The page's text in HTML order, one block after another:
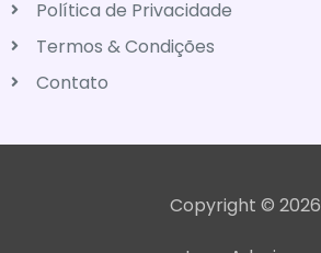
Política de Privacidade
Termos & Condições
Contato
Copyright © 2026